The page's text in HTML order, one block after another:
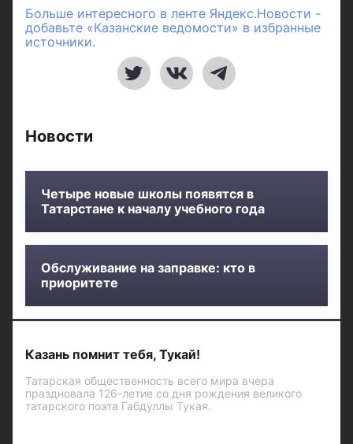
Больше интересного в ленте Яндекс.Новости -
добавьте «Казанские ведомости» в избранные
источники.
Новости
Четыре новые школы появятся в
Татарстане к началу учебного года
Обслуживание на заправке: кто в
приоритете
Казань помнит тебя, Тукай!
Татарская общественность всего мира вчера
праздновала 126-летие со дня рождения великого
татарского поэта Габдуллы Тукая.